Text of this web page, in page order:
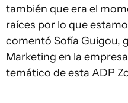
también que era el
raíces por lo que
comentó Sofía Guigou,
Marketing en la
temático de esta ADP